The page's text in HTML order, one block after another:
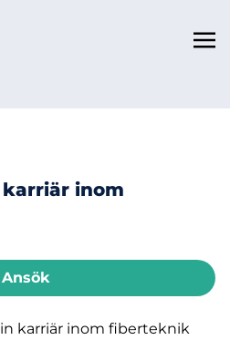
inom
karriär inom fiberteknik
Ansök